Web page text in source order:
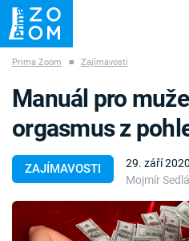
ZÁHADY VETŘELCI
Témata
Prima Zoom ■ Zajímavosti
ZAJÍMAVOSTI
29. září
Mojmír
Manuál pro
orgasmus z